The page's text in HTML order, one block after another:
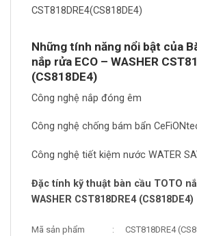
CST818DRE4(CS818DE4)
Những tính năng nổi bật của
nắp rửa ECO – WASHER
(CS818DE4)
Công nghệ nắp đóng êm
Công nghệ chống bám bẩn
Công nghệ tiết kiệm nước WATER
Đặc tính kỹ thuật bàn cầu TOTO
WASHER CST818DRE4 (CS818DE4)
Mã sản phẩm :
CST818DRE4